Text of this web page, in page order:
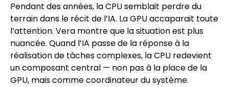
Pendant des années, la CPU semblait perdre du
terrain dans le récit de l’IA. La GPU accaparait toute
l’attention. Vera montre que la situation est plus
nuancée. Quand l’IA passe de la réponse à la
réalisation de tâches complexes, la CPU redevient
un composant central — non pas à la place de la
GPU, mais comme coordinateur du système.